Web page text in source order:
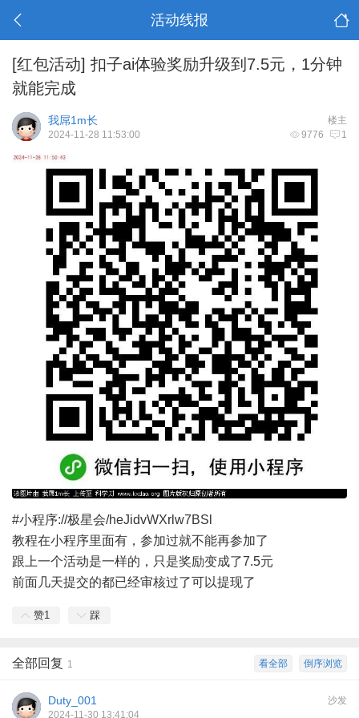
活动线报
[红包活动] 扣子ai体验奖励升级到7.5元，1分钟
就能完成
楼主
我屌1m长
9776 1
2024-11-28 11:53:00
#小程序://极星会/heJidvWXrlw7BSl
教程在小程序里面有，参加过就不能再参加了
跟上一个活动是一样的，只是奖励变成了7.5元
前面几天提交的都已经审核过了可以提现了
赞1 踩
倒序浏览
看全部
全部回复 1
沙发
Duty_001
2024-11-30 13:41:04